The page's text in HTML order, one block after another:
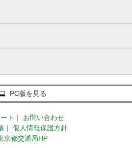
PC版を見る
ト ｜
お問い合わせ
｜
個人情報保護方針
京都交通局HP